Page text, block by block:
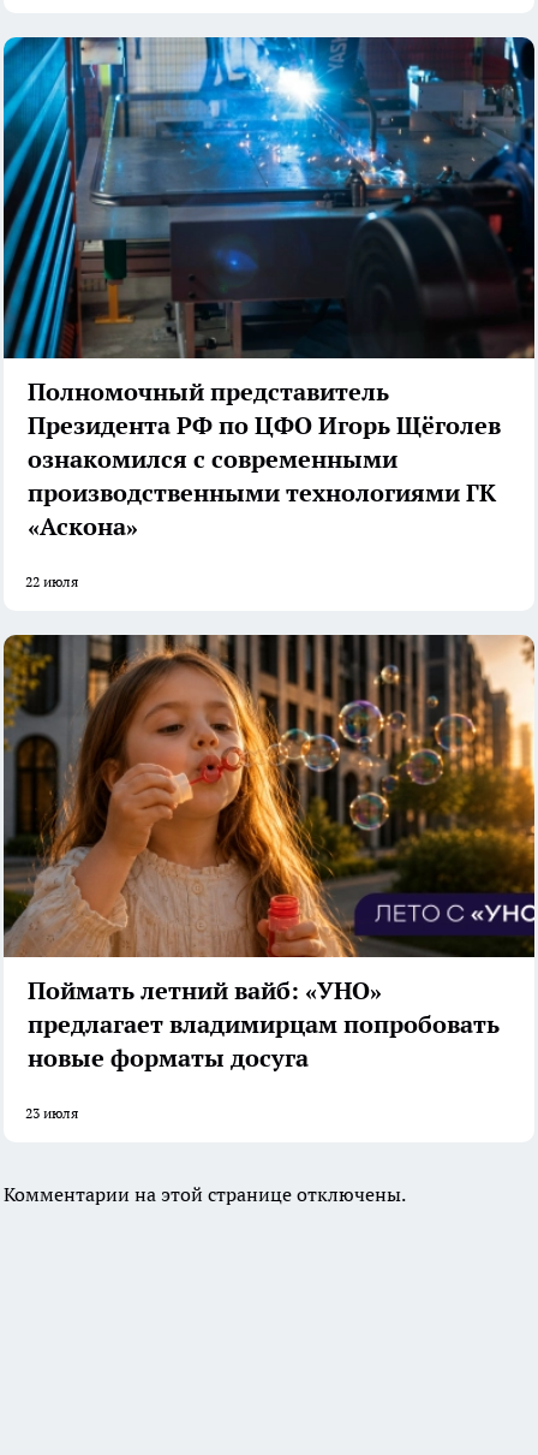
Полномочный представитель
Президента РФ по ЦФО Игорь Щёголев
ознакомился с современными
производственными технологиями ГК
«Аскона»
22 июля
Поймать летний вайб: «УНО»
предлагает владимирцам попробовать
новые форматы досуга
23 июля
Комментарии на этой странице отключены.